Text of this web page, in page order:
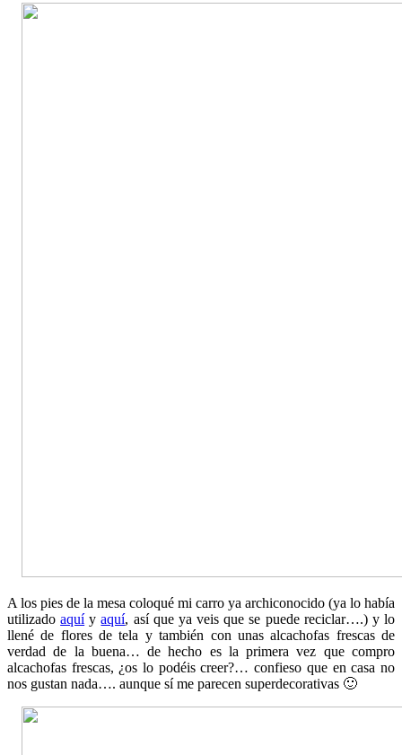
A los pies de la mesa coloqué mi carro ya archiconocido (ya lo había
utilizadoaquíyaquí, así que ya veis que se puede reciclar….) y lo
llené de flores de tela y también con unas alcachofas frescas de
verdad de la buena… de hecho es la primera vez que compro
alcachofas frescas, ¿os lo podéis creer?… confieso que en casa no
nos gustan nada…. aunque sí me parecen superdecorativas 🙂